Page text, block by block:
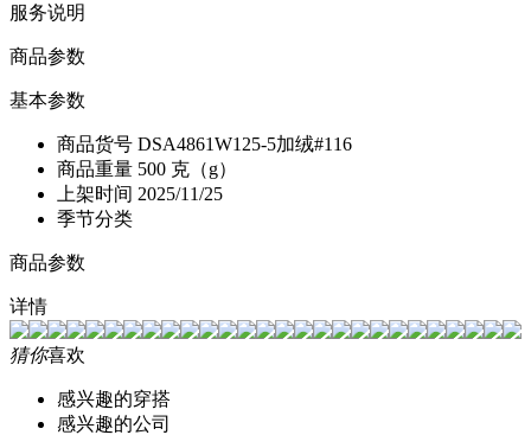
服务说明
商品参数
基本参数
商品货号 DSA4861W125-5加绒#116
商品重量 500 克（g）
上架时间 2025/11/25
季节分类
商品参数
详情
猜你喜欢
感兴趣的穿搭
感兴趣的公司